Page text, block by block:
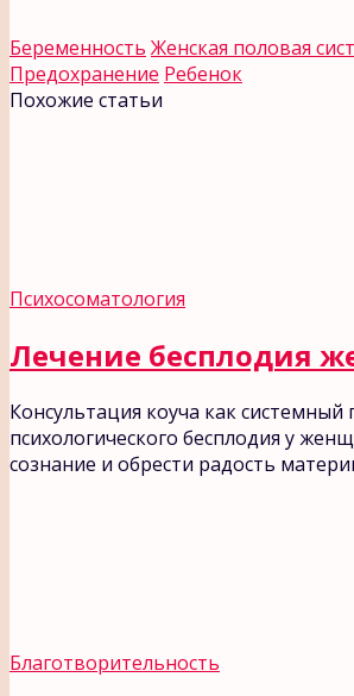
Беременность Женская половая
Предохранение Ребенок
Похожие статьи
Психосоматология
Лечение бесплодия
Консультация коуча как системный
психологического бесплодия у
сознание и обрести радость
Благотворительность